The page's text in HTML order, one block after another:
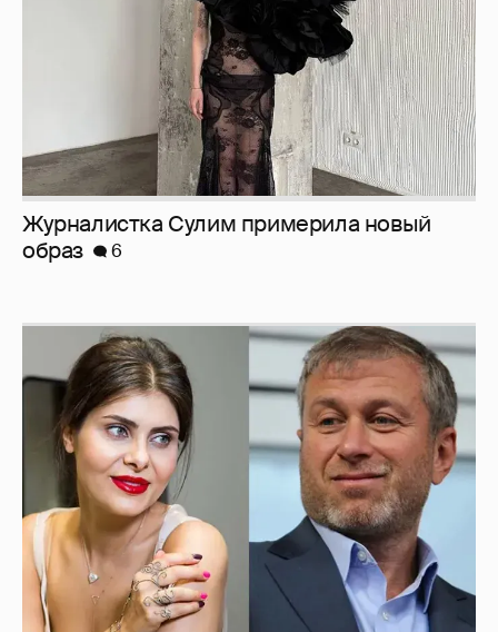
Журналистка Сулим примерила новый
образ
6